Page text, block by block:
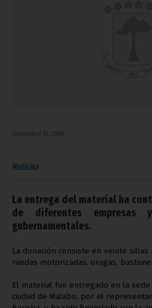
noviembre 13, 2009
Noticias
La entrega del material ha
de diferentes empresas
gubernamentales.
La donación consiste en veinte sillas
ruedas motorizadas, orugas,
El material fue entregado en la sede
ciudad de Malabo, por el